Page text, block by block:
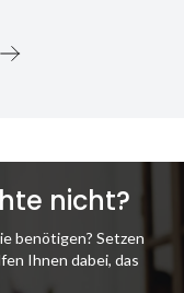
nicht?
benötigen? Setzen
Ihnen dabei, das